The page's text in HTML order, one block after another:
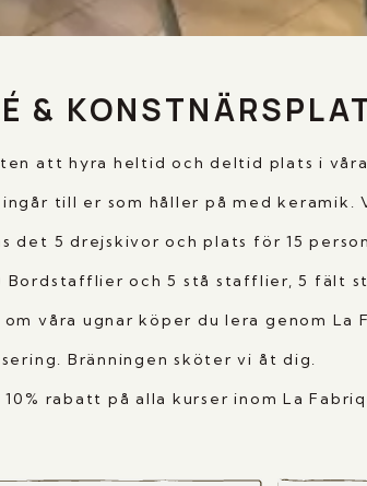
&
att hyra heltid och deltid plats i våra
ingår till er som håller på med
det 5 drejskivor och plats för 15
Bordstafflier och 5 stå stafflier, 5 fält
våra ugnar köper du lera genom La
Bränningen sköter vi åt dig.
rabatt på alla kurser inom La